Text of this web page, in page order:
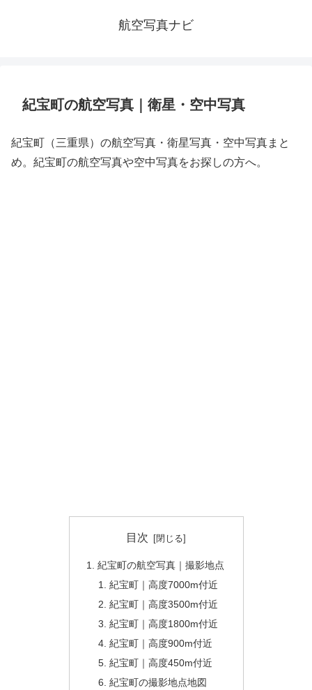
航空写真ナビ
紀宝町の航空写真｜衛星・空中写真
紀宝町（三重県）の航空写真・衛星写真・空中写真まと
め。紀宝町の航空写真や空中写真をお探しの方へ。
目次
紀宝町の航空写真｜撮影地点
紀宝町｜高度7000m付近
紀宝町｜高度3500m付近
紀宝町｜高度1800m付近
紀宝町｜高度900m付近
紀宝町｜高度450m付近
紀宝町の撮影地点地図